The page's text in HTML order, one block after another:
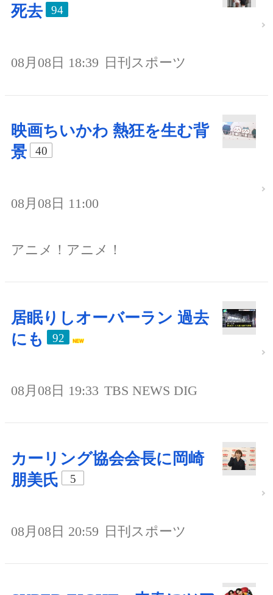
死去
94
08月08日 18:39 日刊スポーツ
映画ちいかわ 熱狂を生む背
景
40
08月08日 11:00
アニメ！アニメ！
居眠りしオーバーラン 過去
にも
92
08月08日 19:33 TBS NEWS DIG
カーリング協会会長に岡崎
朋美氏
5
08月08日 20:59 日刊スポーツ